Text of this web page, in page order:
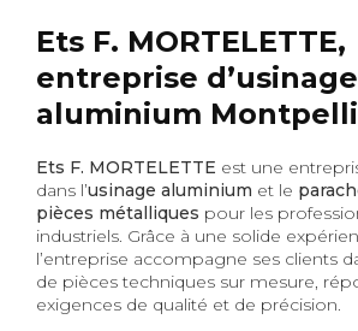
Ets F. MORTELETTE,
entreprise d’usinage
aluminium
Ets F. MORTELETTE est une
dans l’usinage aluminium et le
pièces métalliques pour les
industriels. Grâce à une solide
l’entreprise accompagne ses clients
de pièces techniques sur mesure,
exigences de qualité et de précision.